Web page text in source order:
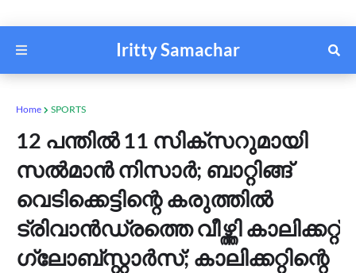
Iritty Samachar
Home SPORTS
12 പന്തില്‍ 11 സിക്സറുമായി
സല്‍മാന്‍ നിസാര്‍; ബാറ്റിങ്ങ്
വെടിക്കെട്ടിന്റെ കരുത്തില്‍
ട്രിവാന്‍ഡ്രത്തെ വീഴ്ത്തി കാലിക്കറ്റ്
ഗ്ലോബ്സ്റ്റാര്‍സ്; കാലിക്കറ്റിന്റെ